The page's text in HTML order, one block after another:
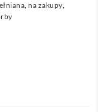
, na zakupy,